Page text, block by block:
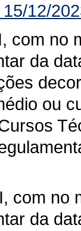
12/
com no
da
ou
com no
da